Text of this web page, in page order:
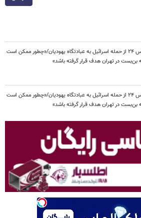
صحنه دلخراش بود؛ گزارش فرانس ۲۴ از حمله اسرائیل به عبادتگاه یهودیان/«چطور ممکن است
در تهران هدف قرار گرفته باشد»
صحنه دلخراش بود؛ گزارش فرانس ۲۴ از حمله اسرائیل به عبادتگاه یهودیان/«چطور ممکن است
در تهران هدف قرار گرفته باشد»